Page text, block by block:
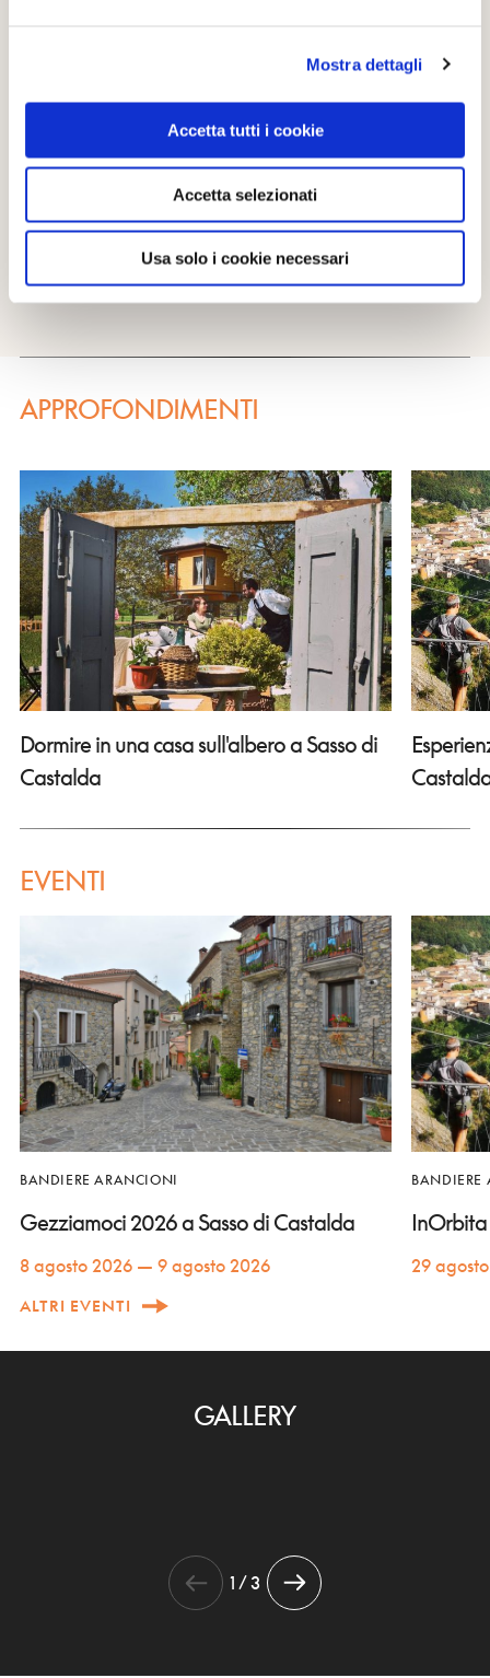
Mostra dettagli
Accetta tutti i cookie
Accetta selezionati
Usa solo i cookie necessari
http://www.comune.sassodicastalda.pz.it
proloco.ilnibbio@gmail.com
GALLERY
1 / 3
APPROFONDIMENTI
Dormire in una casa sull'albero a Sasso di
Castalda
EVENTI
BANDIERE ARANCIONI
Gezziamoci 2026 a Sasso di Castalda
8 agosto 2026 — 9 agosto 2026
BANDIERE
InOrbita
29
ALTRI EVENTI